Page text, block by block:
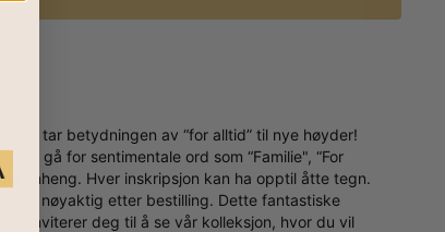
tar betydningen av “for alltid” til nye høyder!
gå for sentimentale ord som “Familie", “For
anheng. Hver inskripsjon kan ha opptil åtte tegn.
nøyaktig etter bestilling. Dette fantastiske
inviterer deg til å se vår kolleksjon, hvor du vil